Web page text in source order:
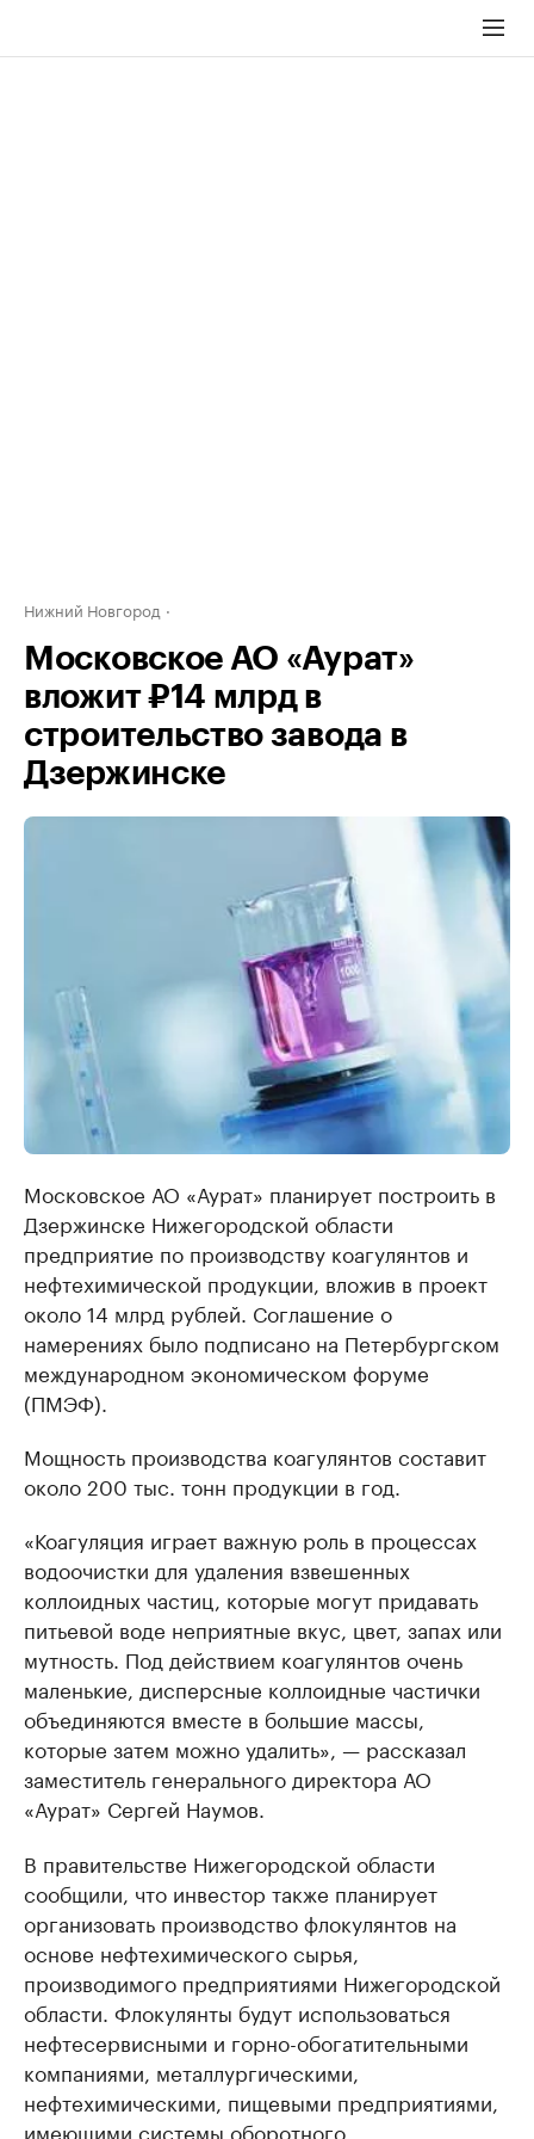
Нижний Новгород
Московское АО «Аурат»
вложит ₽14 млрд в
строительство завода в
Дзержинске
Московское АО «Аурат» планирует построить в
Дзержинске Нижегородской области
предприятие по производству коагулянтов и
нефтехимической продукции, вложив в проект
около 14 млрд рублей. Соглашение о
намерениях было подписано на Петербургском
международном экономическом форуме
(ПМЭФ).
Мощность производства коагулянтов составит
около 200 тыс. тонн продукции в год.
«Коагуляция играет важную роль в процессах
водоочистки для удаления взвешенных
коллоидных частиц, которые могут придавать
питьевой воде неприятные вкус, цвет, запах или
мутность. Под действием коагулянтов очень
маленькие, дисперсные коллоидные частички
объединяются вместе в большие массы,
которые затем можно удалить», — рассказал
заместитель генерального директора АО
«Аурат» Сергей Наумов.
В правительстве Нижегородской области
сообщили, что инвестор также планирует
организовать производство флокулянтов на
основе нефтехимического сырья,
производимого предприятиями Нижегородской
области. Флокулянты будут использоваться
нефтесервисными и горно-обогатительными
компаниями, металлургическими,
нефтехимическими, пищевыми предприятиями,
имеющими системы оборотного